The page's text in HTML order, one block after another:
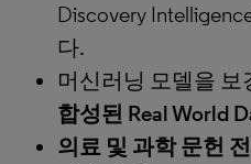
Discovery
다.
머신러닝 모델을 보
합성된 Real World
의료 및 과학 문헌